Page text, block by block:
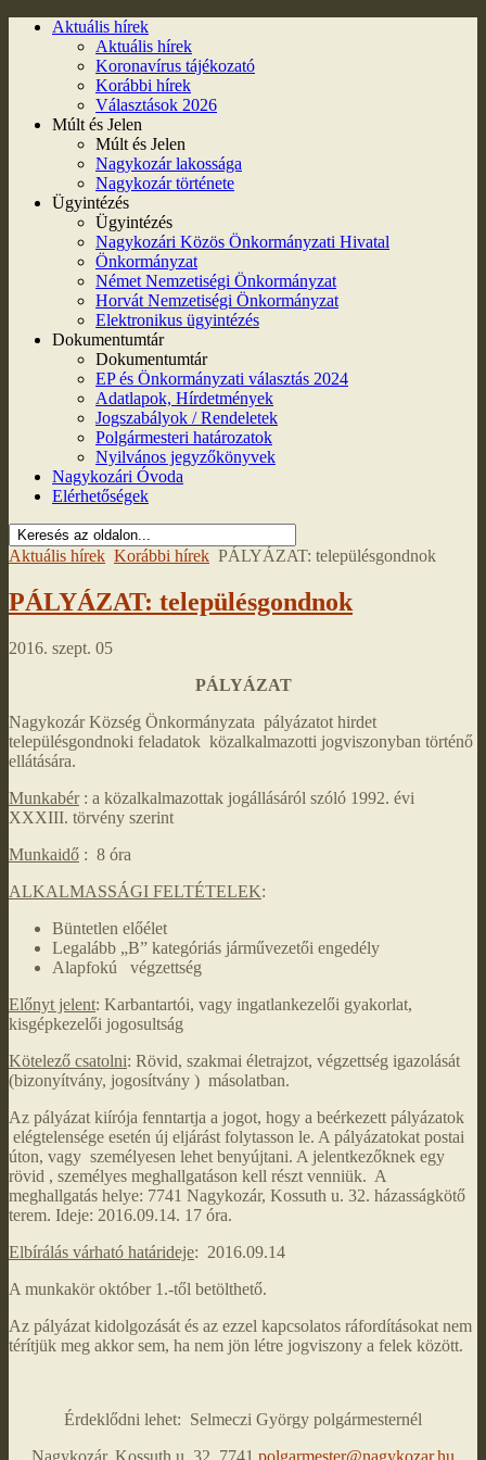
Aktuális hírek
Aktuális hírek
Koronavírus tájékozató
Korábbi hírek
Választások 2026
Múlt és Jelen
Múlt és Jelen
Nagykozár lakossága
Nagykozár története
Ügyintézés
Ügyintézés
Nagykozári Közös Önkormányzati Hivatal
Önkormányzat
Német Nemzetiségi Önkormányzat
Horvát Nemzetiségi Önkormányzat
Elektronikus ügyintézés
Dokumentumtár
Dokumentumtár
EP és Önkormányzati választás 2024
Adatlapok, Hírdetmények
Jogszabályok / Rendeletek
Polgármesteri határozatok
Nyilvános jegyzőkönyvek
Nagykozári Óvoda
Elérhetőségek
Aktuális hírek Korábbi hírek PÁLYÁZAT: településgondnok
PÁLYÁZAT: településgondnok
2016. szept. 05
PÁLYÁZAT
Nagykozár Község Önkormányzata pályázatot hirdet
településgondnoki feladatok közalkalmazotti jogviszonyban történő
ellátására.
Munkabér: a közalkalmazottak jogállásáról szóló 1992. évi
XXXIII. törvény szerint
Munkaidő : 8 óra
ALKALMASSÁGI FELTÉTELEK:
Büntetlen előélet
Legalább „B” kategóriás járművezetői engedély
Alapfokú végzettség
Előnyt jelent: Karbantartói, vagy ingatlankezelői gyakorlat,
kisgépkezelői jogosultság
Kötelező csatolni: Rövid, szakmai életrajzot, végzettség igazolását
(bizonyítvány, jogosítvány ) másolatban.
Az pályázat kiírója fenntartja a jogot, hogy a beérkezett pályázatok
elégtelensége esetén új eljárást folytasson le. A pályázatokat postai
úton, vagy személyesen lehet benyújtani. A jelentkezőknek egy
rövid , személyes meghallgatáson kell részt venniük. A
meghallgatás helye: 7741 Nagykozár, Kossuth u. 32. házasságkötő
terem. Ideje: 2016.09.14. 17 óra.
Elbírálás várható határideje: 2016.09.14
A munkakör október 1.-től betölthető.
Az pályázat kidolgozását és az ezzel kapcsolatos ráfordításokat nem
térítjük meg akkor sem, ha nem jön létre jogviszony a felek között.
Érdeklődni lehet: Selmeczi György polgármesternél
Nagykozár, Kossuth u. 32. 7741 polgarmester@nagykozar.hu